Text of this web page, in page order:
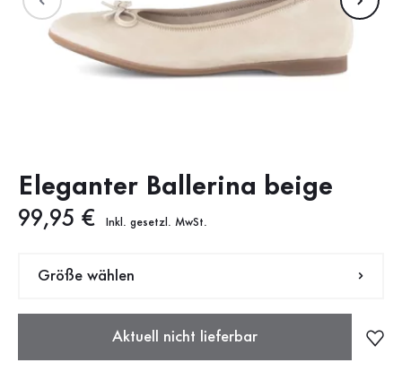
Eleganter Ballerina beige
Neuer Preis
99,95 € Inkl. gesetzl. MwSt.
Größe wählen
Aktuell nicht lieferbar